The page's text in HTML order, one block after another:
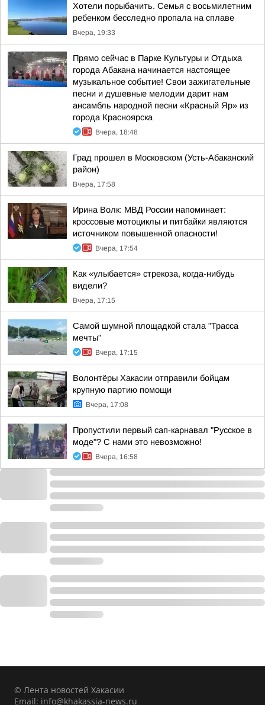
Хотели порыбачить. Семья с восьмилетним
ребенком бесследно пропала на сплаве
Вчера, 19:33
Прямо сейчас в Парке Культуры и Отдыха
города Абакана начинается настоящее
музыкальное событие! Свои зажигательные
песни и душевные мелодии дарит нам
ансамбль народной песни «Красный Яр» из
города Красноярска
Вчера, 18:48
Град прошел в Московском (Усть-Абаканский
район)
Вчера, 17:58
Ирина Волк: МВД России напоминает:
кроссовые мотоциклы и питбайки являются
источником повышенной опасности!
Вчера, 17:54
Как «улыбается» стрекоза, когда-нибудь
видели?
Вчера, 17:15
Самой шумной площадкой стала "Трасса
мечты"
Вчера, 17:15
Волонтёры Хакасии отправили бойцам
крупную партию помощи
Вчера, 17:08
Пропустили первый сап-карнавал "Русское в
моде"? С нами это невозможно!
Вчера, 16:58
© Лента новостей Хакасии
Email: info@khakassia-news.ru